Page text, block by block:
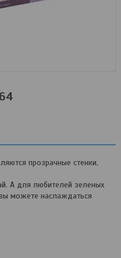
прозрачные стенки,
А для любителей зеленых
можете наслаждаться